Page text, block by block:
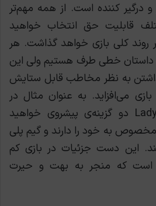
درگیر کننده است. از همه مهم‌تر
قابلیت حق انتخاب خواهید
روند کلی بازی خواهد گذاشت. هر
داستان خطی طرف هستیم ولی این
به نظر مخاطب قابل ستایش
می‌افزاید. به عنوان مثال در
مرحله‌ی Lady Hellbender دو گزینه‌ی پیشروی خواهید
به خود را دارند و گیم پلی
این دست جزئیات در بازی کم
است که منجر به بهت و حیرت